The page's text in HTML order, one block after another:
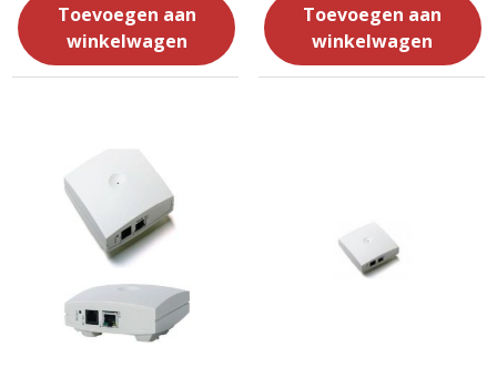
Toevoegen aan
winkelwagen
Toevoegen aan
winkelwagen